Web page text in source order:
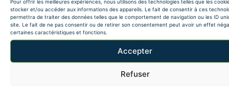
stocker et/ou accéder aux informations des appareils. Le fait de consentir à ces
permettra de traiter des données telles que le comportement de navigation ou les ID
site. Le fait de ne pas consentir ou de retirer son consentement peut avoir un effet
certaines caractéristiques et fonctions.
Accepter
Refuser
détermination et le soutien de la franchise
promettent un avenir radieux pour cette
nouvelle entreprise.
Une question, un besoin d’entretien ou de
maintenance de votre système de ventilation ?